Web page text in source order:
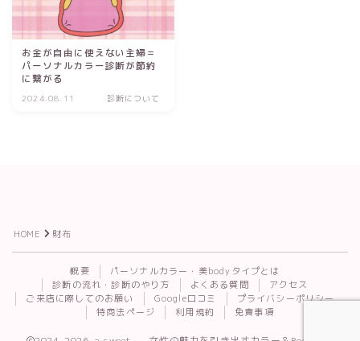
お金が自由に使えない主婦＝
パーソナルカラー診断が節約
に繋がる
2024.08.11 診断について
HOME 財布
概要
パーソナルカラー・美bodyタイプとは
診断の流れ・診断のやり方
よくある質問
アクセス
ご来店に際してのお願い
Google口コミ
プライバシーポリシー
特商法ページ
利用規約 免責事項